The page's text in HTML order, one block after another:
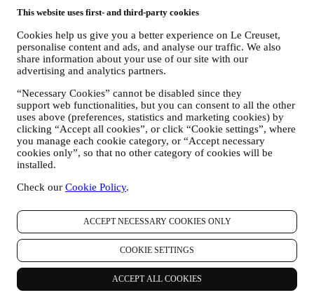
This website uses first- and third-party cookies
Cookies help us give you a better experience on Le Creuset,
personalise content and ads, and analyse our traffic. We also
share information about your use of our site with our
advertising and analytics partners.
“Necessary Cookies” cannot be disabled since they
support web functionalities, but you can consent to all the other
uses above (preferences, statistics and marketing cookies) by
clicking “Accept all cookies”, or click “Cookie settings”, where
you manage each cookie category, or “Accept necessary
cookies only”, so that no other category of cookies will be
installed.
Check our Cookie Policy.
ACCEPT NECESSARY COOKIES ONLY
COOKIE SETTINGS
ACCEPT ALL COOKIES
et promues par les filiales de son groupe, ou par ses affiliés et
partenaires locaux, ceci en fonction de vos préférences. Nous
vous contacterons par e-mail, par SMS ou par les réseaux
sociaux, mais aussi en utilisant des moyens automatisés. De
telles communications seront liées aux produits Le Creuset,
exclusifs, concours, enquêtes et démonstrations organisés par
Le Creuset ou à des offres spéciales qui pourraient vous
intéresser. Ces communications pourront être sélectionnées ou
rédigées spécialement à votre intention, sur base de données
vous concernant, telles que votre situation géographique,
l’historique de vos achats ou vos préférences en ce qui
concerne nos produits. Nous utiliserons ces données pour
mieux cerner vos centres d’intérêt. Ceci nous permettra de
personnaliser nos communications afin de les rendre plus
collectons aussi des données statistiques concernant
l’ouverture des e-mails et les clics, utilisant à cet effet des
technologies industrielles standard pour nous aider dans le
monitoring de nos lettres d’information. Ce traitement est basé
sur votre consentement à recevoir nos communications de
marketing personnalisées. Ce choix de participation peut être